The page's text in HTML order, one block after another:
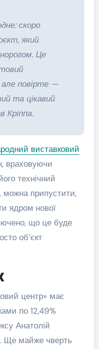
скоро
який
Це
але повірте —
та цікавий
Кріппа.
виставковий
враховуючи
технічний
можна припустити,
ядром нової
що це буде
об’єкт
центр» має
по 12,49%
Анатолій
Ще майже чверть